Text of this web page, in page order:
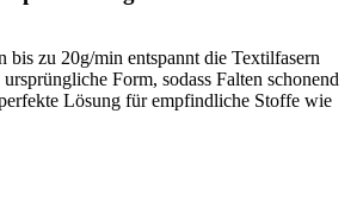
bis zu 20g/min entspannt die Textilfasern
Form, sodass Falten schonend
Lösung für empfindliche Stoffe wie